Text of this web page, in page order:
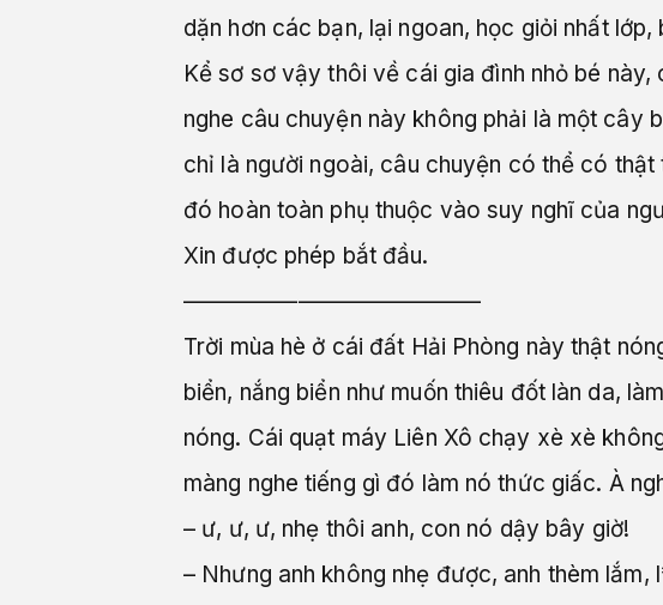
dặn hơn các bạn, lại ngoan, học giỏi nhất
Kể sơ sơ vậy thôi về cái gia đình nhỏ bé
nghe câu chuyện này không phải là một cây
chỉ là người ngoài, câu chuyện có thể có
đó hoàn toàn phụ thuộc vào suy nghĩ của
Xin được phép bắt đầu.
—————————————
Trời mùa hè ở cái đất Hải Phòng này thật
biển, nắng biển như muốn thiêu đốt làn da,
nóng. Cái quạt máy Liên Xô chạy xè xè
màng nghe tiếng gì đó làm nó thức giấc. À
– ư, ư, ư, nhẹ thôi anh, con nó dậy bây giờ!
– Nhưng anh không nhẹ được, anh thèm